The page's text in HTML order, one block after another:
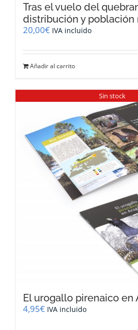
Tras el vuelo del
distribución y población
20,00€ IVA incluido
Añadir al carrito
Sin stock
El urogallo pirenaico en
4,95€ IVA incluido